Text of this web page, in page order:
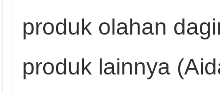
produk olahan
produk lainnya